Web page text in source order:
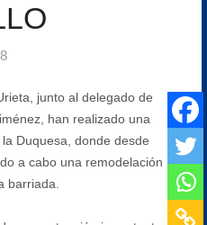
junto al delegado de
han realizado una
Duquesa, donde desde
a cabo una remodelación
barriada.